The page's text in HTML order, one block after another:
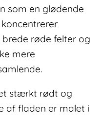
som en glødende
røde felter og
mere
stærkt rødt og
af fladen er malet i